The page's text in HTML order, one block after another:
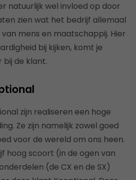
natuurlijk wel invloed op door
zien wat het bedrijf allemaal
mens en maatschappij. Hier
bij kijken, komt je
bij de klant.
zijn realiseren een hoge
Ze zijn namelijk zowel goed
voor de wereld om ons heen.
hoog scoort (in de ogen van
(de CX en de SX)